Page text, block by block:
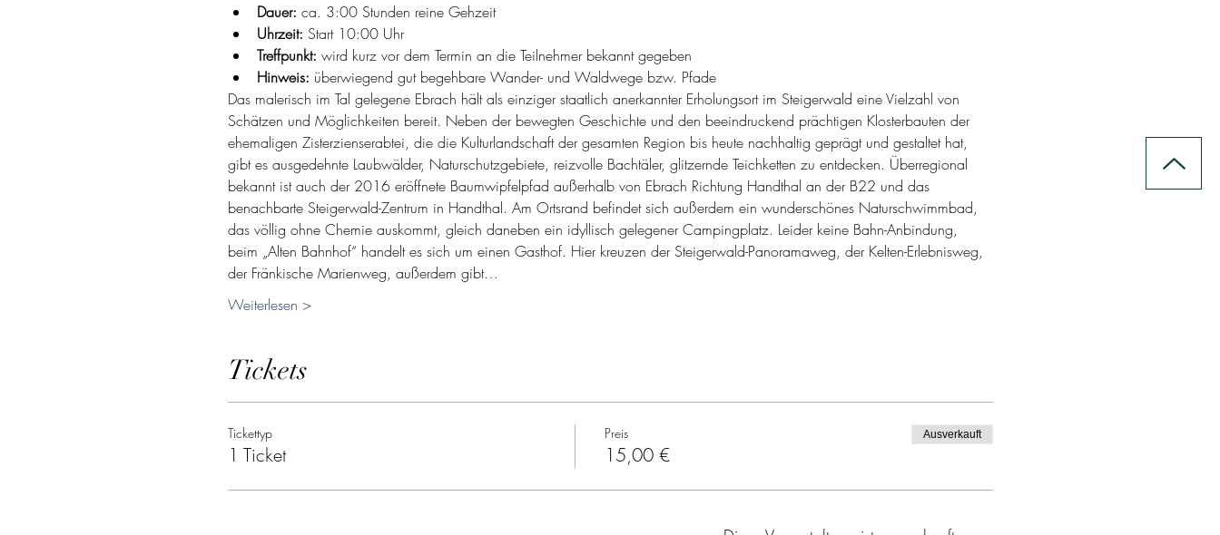
Dauer: ca. 3:00 Stunden reine Gehzeit
Uhrzeit: Start 10:00 Uhr
Treffpunkt: wird kurz vor dem Termin an die Teilnehmer bekannt gegeben
Hinweis: überwiegend gut begehbare Wander- und Waldwege bzw. Pfade
Das malerisch im Tal gelegene Ebrach hält als einziger staatlich anerkannter Erholungsort im Steigerwald eine Vielzahl von
Schätzen und Möglichkeiten bereit. Neben der bewegten Geschichte und den beeindruckend prächtigen Klosterbauten der
ehemaligen Zisterzienserabtei, die die Kulturlandschaft der gesamten Region bis heute nachhaltig geprägt und gestaltet hat,
gibt es ausgedehnte Laubwälder, Naturschutzgebiete, reizvolle Bachtäler, glitzernde Teichketten zu entdecken. Überregional
bekannt ist auch der 2016 eröffnete Baumwipfelpfad außerhalb von Ebrach Richtung Handthal an der B22 und das
benachbarte Steigerwald-Zentrum in Handthal. Am Ortsrand befindet sich außerdem ein wunderschönes Naturschwimmbad,
das völlig ohne Chemie auskommt, gleich daneben ein idyllisch gelegener Campingplatz. Leider keine Bahn-Anbindung,
beim „Alten Bahnhof“ handelt es sich um einen Gasthof. Hier kreuzen der Steigerwald-Panoramaweg, der Kelten-Erlebnisweg,
der Fränkische Marienweg, außerdem gibt…
Weiterlesen >
Tickets
Tickettyp
1 Ticket
Preis
15,00 €
Ausverkauft